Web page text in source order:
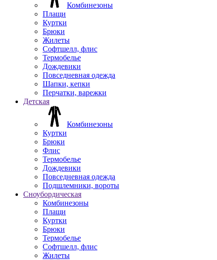
Комбинезоны
Плащи
Куртки
Брюки
Жилеты
Софтшелл, флис
Термобелье
Дождевики
Повседневная одежда
Шапки, кепки
Перчатки, варежки
Детская
Комбинезоны
Куртки
Брюки
Флис
Термобелье
Дождевики
Повседневная одежда
Подшлемники, вороты
Сноубордическая
Комбинезоны
Плащи
Куртки
Брюки
Термобелье
Софтшелл, флис
Жилеты